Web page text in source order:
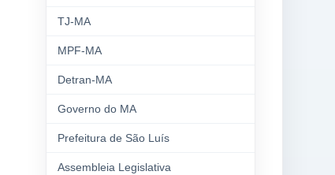
TJ-MA
MPF-MA
Detran-MA
Governo do MA
Prefeitura de São Luís
Assembleia Legislativa